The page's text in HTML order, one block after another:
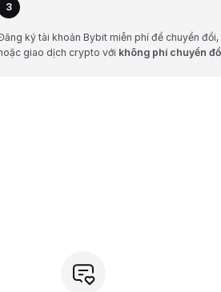
3
ký tài khoản Bybit miễn phí để chuyển đổi,
giao dịch crypto với không phí chuyển